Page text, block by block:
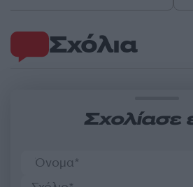
Σχόλια
Σχολίασε